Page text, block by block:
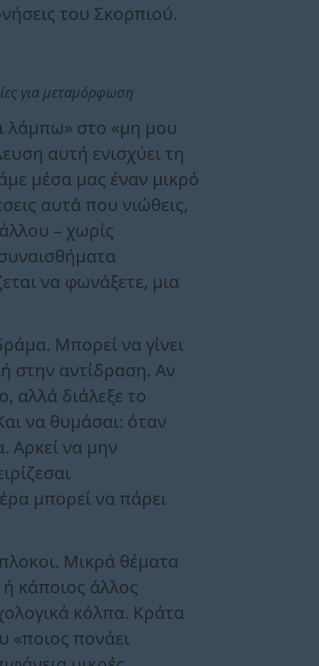
του Σκορπιού.
για μεταμόρφωση
λάμπω» στο «μη μου
αυτή ενισχύει τη
μέσα μας έναν μικρό
αυτά που νιώθεις,
– χωρίς
να φωνάξετε, μια
Μπορεί να γίνει
στην αντίδραση. Αν
αλλά διάλεξε το
να θυμάσαι: όταν
Αρκεί να μην
μπορεί να πάρει
Μικρά θέματα
κάποιος άλλος
κόλπα. Κράτα
«ποιος πονάει